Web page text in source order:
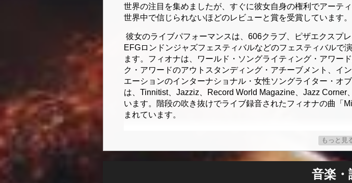
世界の注目を集めましたが、すぐに彼女自身の権利でアーテ
世界中で信じられないほどのレビューと賞を受賞しています。
彼女のライブパフォーマンスは、606クラブ、ピザエクスプ
EFGロンドンジャズフェスティバルなどのフェスティバルで
ます。フィオナは、ワールド・ソングライティング・アワー
ク・アワードのアウトスタンディング・アチーブメント、イ
エーションのインターナショナル・女性ソングライター・オ
は、Tinnitist、Jazziz、Record World Magazine、Jazz
います。階段の吹き抜けでライブ録音されたフィオナの曲「
まれています。
イター、さまざまな出版物への執筆など、ジャズの舞台裏で
ンズ、レジーナ・カーター、ブランディー・ヤンガー、ジャ
ロ、カイル・イーストウッド、ディー・ディー・ブリッジウ
ントン、バーバラ・トンプソンOBE、ルビー・ターナー、ヒ
もっと見
音楽・